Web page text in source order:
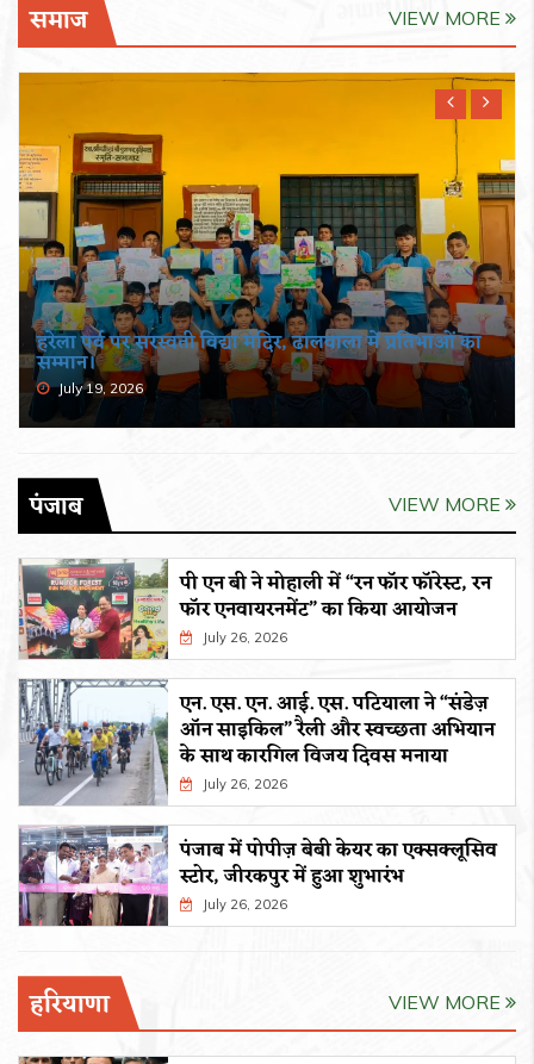
समाज VIEW MORE
हरेला पर्व पर सरस्वती विद्या मंदिर, ढालवाला में प्रतिभाओं का
सम्मान।
July 19, 2026
पंजाब VIEW MORE
पी एन बी ने मोहाली में “रन फॉर फॉरेस्ट, रन
फॉर एनवायरनमेंट” का किया आयोजन
July 26, 2026
एन. एस. एन. आई. एस. पटियाला ने “संडेज़
ऑन साइकिल” रैली और स्वच्छता अभियान
के साथ कारगिल विजय दिवस मनाया
July 26, 2026
पंजाब में पोपीज़ बेबी केयर का एक्सक्लूसिव
स्टोर, जीरकपुर में हुआ शुभारंभ
July 26, 2026
हरियाणा VIEW MORE